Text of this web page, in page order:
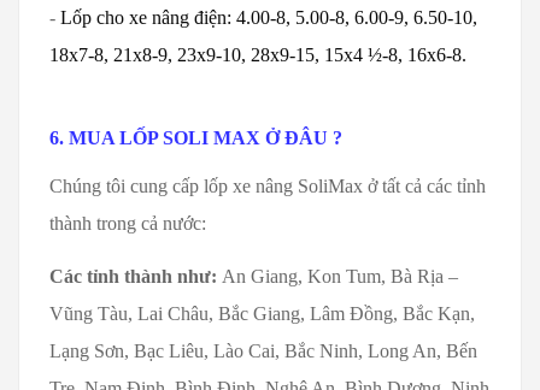
- Lốp cho xe nâng điện: 4.00-8, 5.00-8, 6.00-9, 6.50-10,
18x7-8, 21x8-9, 23x9-10, 28x9-15, 15x4 ½-8, 16x6-8.
6. MUA LỐP SOLI MAX Ở ĐÂU ?
Chúng tôi cung cấp lốp xe nâng SoliMax ở tất cả các tỉnh
thành trong cả nước:
Các tỉnh thành như: An Giang, Kon Tum, Bà Rịa –
Vũng Tàu, Lai Châu, Bắc Giang, Lâm Đồng, Bắc Kạn,
Lạng Sơn, Bạc Liêu, Lào Cai, Bắc Ninh, Long An, Bến